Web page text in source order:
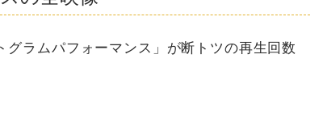
ラムパフォーマンス」が断トツの再生回数